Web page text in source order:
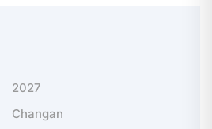
2027
Changan